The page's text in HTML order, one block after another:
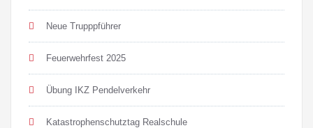
Neue Trupppführer
Feuerwehrfest 2025
Übung IKZ Pendelverkehr
Katastrophenschutztag Realschule